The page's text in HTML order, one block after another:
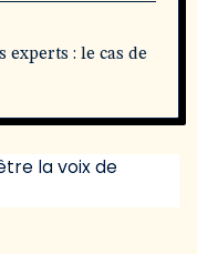
: le cas de